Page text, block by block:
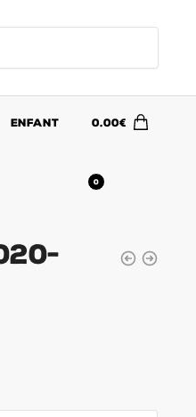
ENFANT 0.00€
0